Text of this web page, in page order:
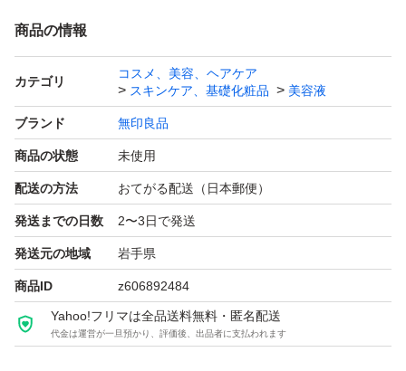
が起きないわけではありません)*天然成分を化学的に反応
商品の情報
カテゴリ
コスメ、美容、ヘアケア
スキンケア、基礎化粧品
美容液
ブランド 無印良品
商品の状態 未使用
配送の方法 おてがる配送（日本郵便）
発送までの日数 2〜3日で発送
発送元の地域 岩手県
商品ID z606892484
Yahoo!フリマは全品送料無料・匿名配送
代金は運営が一旦預かり、評価後、出品者に支払われます